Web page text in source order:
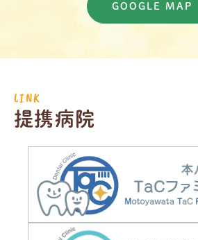
GOOGLE MAP
LINK
提携病院